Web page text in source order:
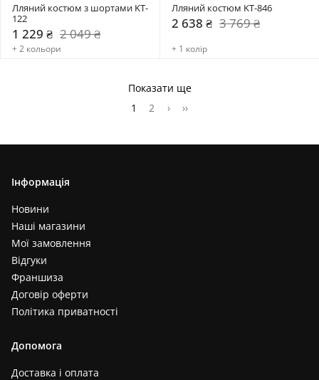
Лляний костюм з шортами KT-
122
1 229 ₴ 2 049 ₴
+ 2 кольори
Лляний костюм KT-846
2 638 ₴ 3 769 ₴
+ 1 колір
Показати ще
1
2 › ››
Інформація
Новини
Наші магазини
Мої замовлення
Відгуки
Франшиза
Договір оферти
Політика приватності
Допомога
Доставка і оплата